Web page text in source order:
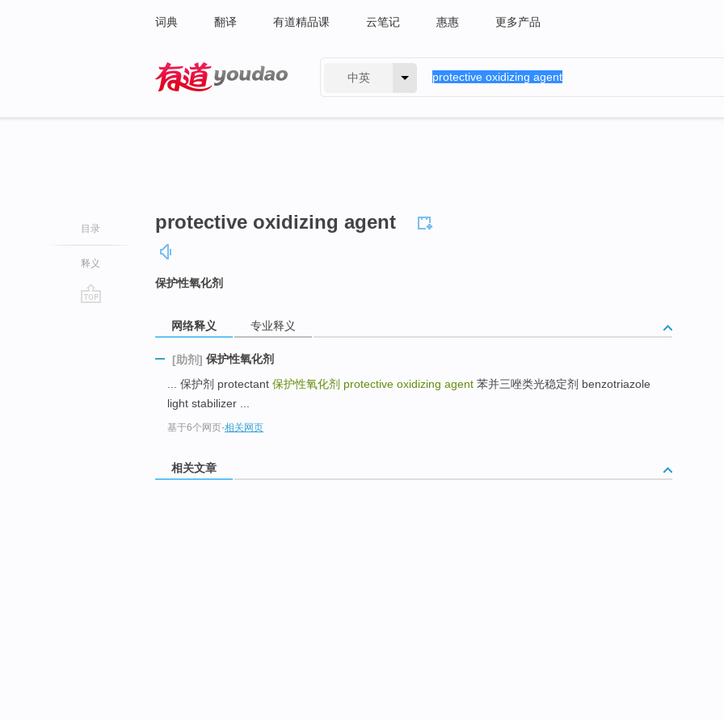
词典 翻译 有道精品课 云笔记 惠惠 更多产品
中英
目录
释义
protective oxidizing agent
保护性氧化剂
网络释义 专业释义
[助剂] 保护性氧化剂
... 保护剂 protectant 保护性氧化剂 protective oxidizing agent 苯并三唑类光稳定剂 benzotriazole
light stabilizer ...
基于6个网页-相关网页
相关文章